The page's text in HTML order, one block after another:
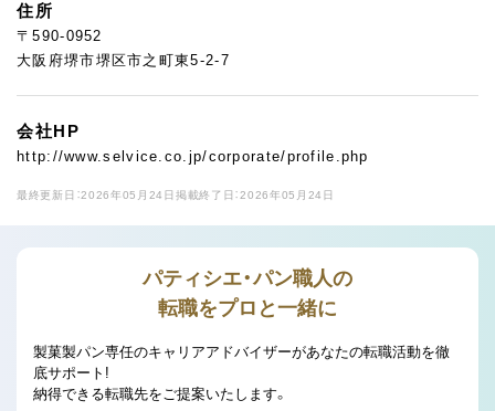
住所
〒590-0952
大阪府堺市堺区市之町東5-2-7
会社HP
http://www.selvice.co.jp/corporate/profile.php
最終更新日：2026年05月24日 掲載終了日：2026年05月24日
パティシエ・パン職人の
転職をプロと一緒に
製菓製パン専任のキャリアアドバイザーがあなたの転職活動を徹
底サポート!
納得できる転職先をご提案いたします。